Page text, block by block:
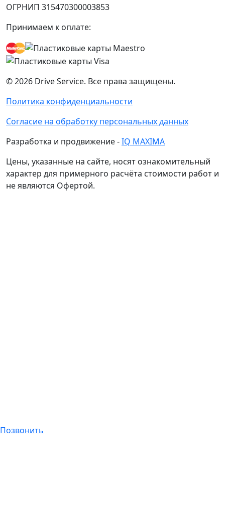
ОГРНИП 315470300003853
Принимаем к оплате:
©2026 Drive Service. Все права защищены.
Политика конфиденциальности
Согласие на обработку персональных данных
Разработка и продвижение -IQ MAXIMA
Цены, указанные на сайте, носят ознакомительный
характер для примерного расчёта стоимости работ и
не являются Офертой.
Позвонить